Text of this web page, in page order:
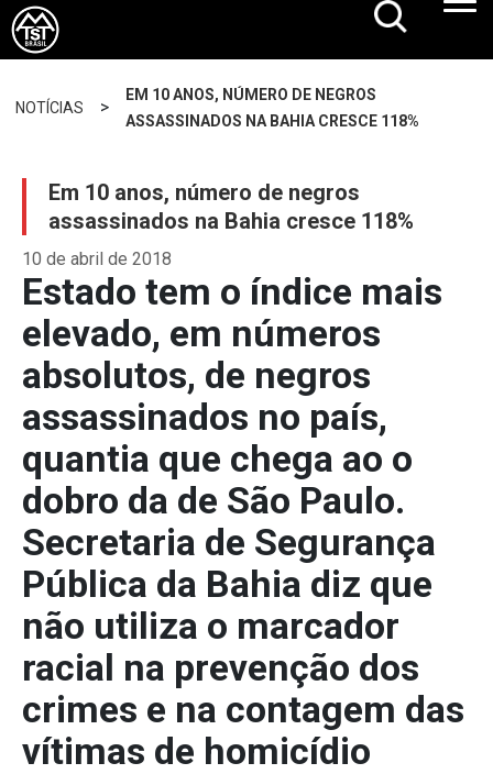
NOTÍCIAS >
EM 10 ANOS, NÚMERO DE NEGROS
ASSASSINADOS NA BAHIA CRESCE 118%
Em 10 anos, número de negros
assassinados na Bahia cresce 118%
10 de abril de 2018
Estado tem o índice mais
elevado, em números
absolutos, de negros
assassinados no país,
quantia que chega ao o
dobro da de São Paulo.
Secretaria de Segurança
Pública da Bahia diz que
não utiliza o marcador
racial na prevenção dos
crimes e na contagem das
vítimas de homicídio